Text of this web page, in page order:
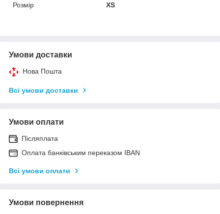
Розмір
XS
Умови доставки
Нова Пошта
Всі умови доставки
Умови оплати
Післяплата
Оплата банківським переказом IBAN
Всі умови оплати
Умови повернення